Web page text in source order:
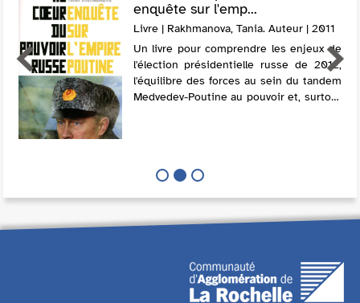
enquête sur l'emp...
Livre | Rakhmanova, Tania. Auteur | 2011
Un livre pour comprendre les enjeux de
l'élection présidentielle russe de 2012,
l'équilibre des forces au sein du tandem
Medvedev-Poutine au pouvoir et, surtout